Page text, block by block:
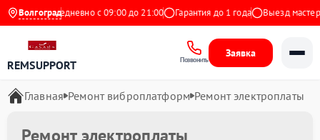
Волгоград
Ежедневно с 09:00 до 21:00 Гарантия до 1 года Выезд мастера
REMSUPPORT Позвонить
Заявка
Главная Ремонт виброплатформ Ремонт электроплаты
Ремонт электроплаты